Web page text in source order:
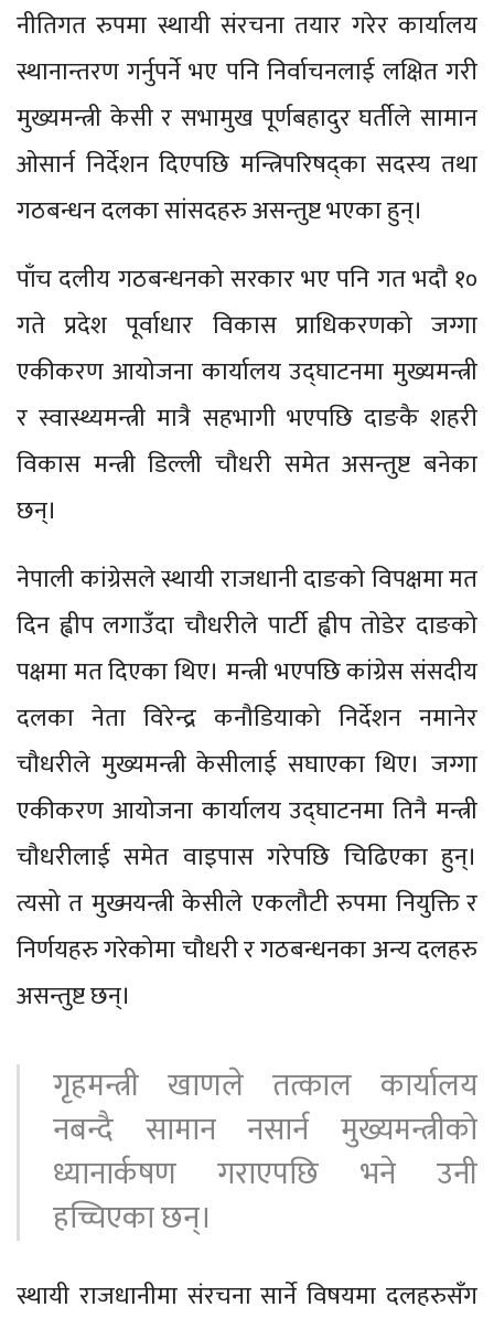
नीतिगत रुपमा स्थायी संरचना तयार गरेर कार्यालय
स्थानान्तरण गर्नुपर्ने भए पनि निर्वाचनलाई लक्षित गरी
मुख्यमन्त्री केसी र सभामुख पूर्णबहादुर घर्तीले सामान
ओसार्न निर्देशन दिएपछि मन्त्रिपरिषद्का सदस्य तथा
गठबन्धन दलका सांसदहरु असन्तुष्ट भएका हुन्।
पाँच दलीय गठबन्धनको सरकार भए पनि गत भदौ १०
गते प्रदेश पूर्वाधार विकास प्राधिकरणको जग्गा
एकीकरण आयोजना कार्यालय उद्घाटनमा मुख्यमन्त्री
र स्वास्थ्यमन्त्री मात्रै सहभागी भएपछि दाङकै शहरी
विकास मन्त्री डिल्ली चौधरी समेत असन्तुष्ट बनेका
छन्।
नेपाली कांग्रेसले स्थायी राजधानी दाङको विपक्षमा मत
दिन ह्वीप लगाउँदा चौधरीले पार्टी ह्वीप तोडेर दाङको
पक्षमा मत दिएका थिए। मन्त्री भएपछि कांग्रेस संसदीय
दलका नेता विरेन्द्र कनौडियाको निर्देशन नमानेर
चौधरीले मुख्यमन्त्री केसीलाई सघाएका थिए। जग्गा
एकीकरण आयोजना कार्यालय उद्घाटनमा तिनै मन्त्री
चौधरीलाई समेत वाइपास गरेपछि चिढिएका हुन्।
त्यसो त मुख्मयन्त्री केसीले एकलौटी रुपमा नियुक्ति र
निर्णयहरु गरेकोमा चौधरी र गठबन्धनका अन्य दलहरु
असन्तुष्ट छन्।
गृहमन्त्री खाणले तत्काल कार्यालय
नबन्दै सामान नसार्न मुख्यमन्त्रीको
ध्यानार्कषण गराएपछि भने उनी
हच्चिएका छन्।
स्थायी राजधानीमा संरचना सार्ने विषयमा दलहरुसँग